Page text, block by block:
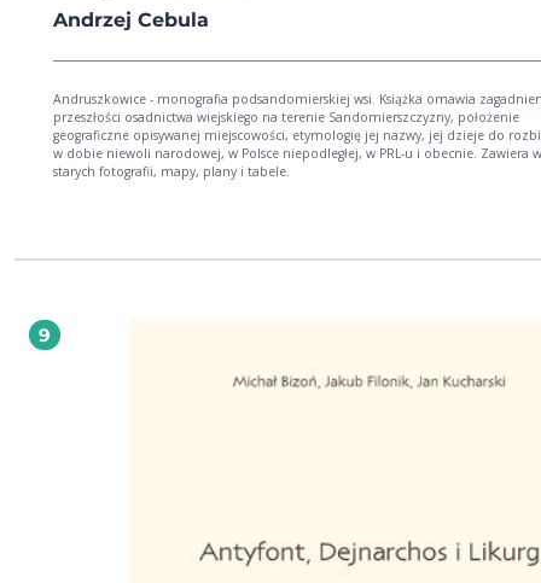
Andrzej Cebula
Andruszkowice - monografia podsandomierskiej wsi. Książka omawia
przeszłości osadnictwa wiejskiego na terenie Sandomierszczyzny, położenie
geograficzne opisywanej miejscowości, etymologię jej nazwy, jej dzieje do
w dobie niewoli narodowej, w Polsce niepodległej, w PRL-u i obecnie. Zawiera
starych fotografii, mapy, plany i tabele.
9